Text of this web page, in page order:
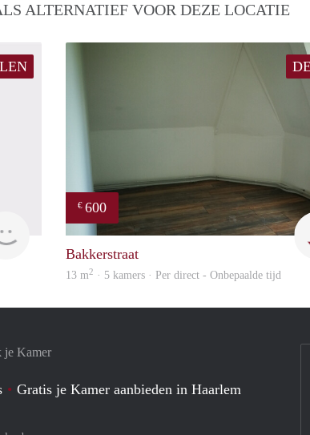
ALTERNATIEF VOOR DEZE LOCATIE
€ 600
Bakkerstraat
13 m2 · 5 kamers · Per direct - Onbepaalde tijd
je Kamer
Gratis je Kamer aanbieden in Haarlem